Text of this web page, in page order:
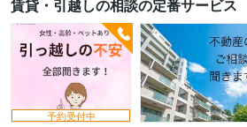
賃貸・引越しの相談の定番サービス
予約受付中